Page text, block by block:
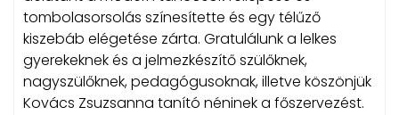
tombolasorsolás színesítette és egy télűző
kiszebáb elégetése zárta. Gratulálunk a lelkes
gyerekeknek és a jelmezkészítő szülőknek,
nagyszülőknek, pedagógusoknak, illetve köszönjük
Kovács Zsuzsanna tanító néninek a főszervezést.